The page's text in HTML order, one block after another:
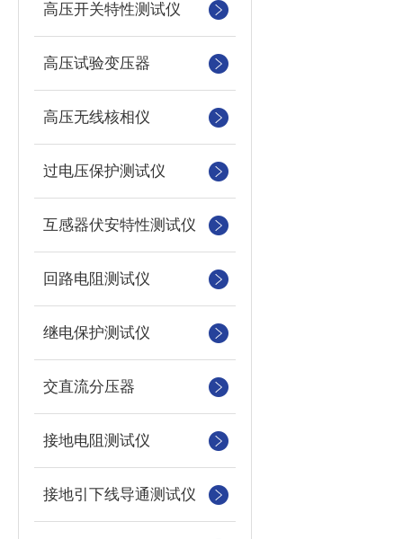
高压开关特性测试仪
高压试验变压器
高压无线核相仪
过电压保护测试仪
互感器伏安特性测试仪
回路电阻测试仪
继电保护测试仪
交直流分压器
接地电阻测试仪
接地引下线导通测试仪